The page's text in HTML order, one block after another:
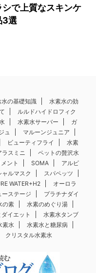
シで上質なスキンケ
3選
水の基礎知識
水素水の効
ルルドハイドロフィク
水素水サーバー
ガ
ュ
マルーンジュニア
ビューティフライ
水素
ラスミニ
ペットの贅沢水
ント SOMA
アルピ
ルマスク
スパペッツ
WATER+H2
オーロラ
ーステージ
プラチナダイ
の素
水素のめぐり湯
イエット
水素水タンブ
素水
水素水と糖尿病
クリスタル水素水